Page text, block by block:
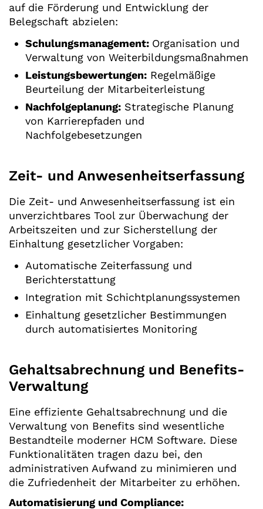
auf die Förderung und Entwicklung der
Belegschaft abzielen:
Schulungsmanagement: Organisation und
Verwaltung von Weiterbildungsmaßnahmen
Leistungsbewertungen: Regelmäßige
Beurteilung der Mitarbeiterleistung
Nachfolgeplanung: Strategische Planung
von Karrierepfaden und
Nachfolgebesetzungen
Zeit- und Anwesenheitserfassung
Die Zeit- und Anwesenheitserfassung ist ein
unverzichtbares Tool zur Überwachung der
Arbeitszeiten und zur Sicherstellung der
Einhaltung gesetzlicher Vorgaben:
Automatische Zeiterfassung und
Berichterstattung
Integration mit Schichtplanungssystemen
Einhaltung gesetzlicher Bestimmungen
durch automatisiertes Monitoring
Gehaltsabrechnung und Benefits-
Verwaltung
Eine effiziente Gehaltsabrechnung und die
Verwaltung von Benefits sind wesentliche
Bestandteile moderner HCM Software. Diese
Funktionalitäten tragen dazu bei, den
administrativen Aufwand zu minimieren und
die Zufriedenheit der Mitarbeiter zu erhöhen.
Automatisierung und Compliance: